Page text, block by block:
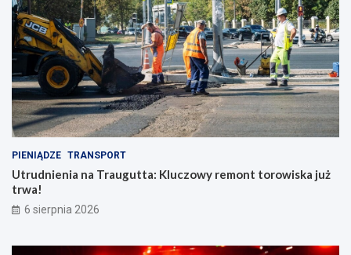
PIENIĄDZE TRANSPORT
Utrudnienia na Traugutta: Kluczowy remont torowiska już
trwa!
6 sierpnia 2026